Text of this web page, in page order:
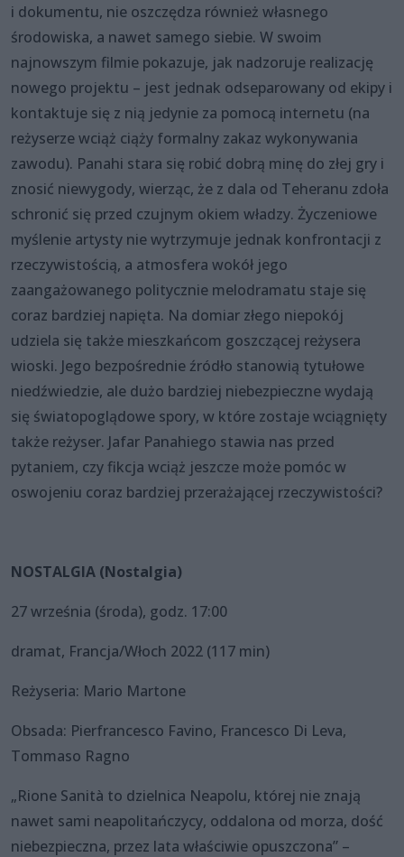
i dokumentu, nie oszczędza również własnego
środowiska, a nawet samego siebie. W swoim
najnowszym filmie pokazuje, jak nadzoruje realizację
nowego projektu – jest jednak odseparowany od ekipy i
kontaktuje się z nią jedynie za pomocą internetu (na
reżyserze wciąż ciąży formalny zakaz wykonywania
zawodu). Panahi stara się robić dobrą minę do złej gry i
znosić niewygody, wierząc, że z dala od Teheranu zdoła
schronić się przed czujnym okiem władzy. Życzeniowe
myślenie artysty nie wytrzymuje jednak konfrontacji z
rzeczywistością, a atmosfera wokół jego
zaangażowanego politycznie melodramatu staje się
coraz bardziej napięta. Na domiar złego niepokój
udziela się także mieszkańcom goszczącej reżysera
wioski. Jego bezpośrednie źródło stanowią tytułowe
niedźwiedzie, ale dużo bardziej niebezpieczne wydają
się światopoglądowe spory, w które zostaje wciągnięty
także reżyser. Jafar Panahiego stawia nas przed
pytaniem, czy fikcja wciąż jeszcze może pomóc w
oswojeniu coraz bardziej przerażającej rzeczywistości?
NOSTALGIA (Nostalgia)
27 września (środa), godz. 17:00
dramat, Francja/Włoch 2022 (117 min)
Reżyseria: Mario Martone
Obsada: Pierfrancesco Favino, Francesco Di Leva,
Tommaso Ragno
„Rione Sanità to dzielnica Neapolu, której nie znają
nawet sami neapolitańczycy, oddalona od morza, dość
niebezpieczna, przez lata właściwie opuszczona” –